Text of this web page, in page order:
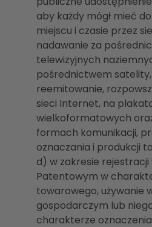
aby każdy mógł mieć
miejscu i czasie przez
nadawanie za
telewizyjnych
pośrednictwem
reemitowanie,
sieci Internet, na
wielkoformatowych
formach komunikacji,
oznaczania i produkcji
d) w zakresie rejestracji
Patentowym w
towarowego, używanie
gospodarczym lub
charakterze